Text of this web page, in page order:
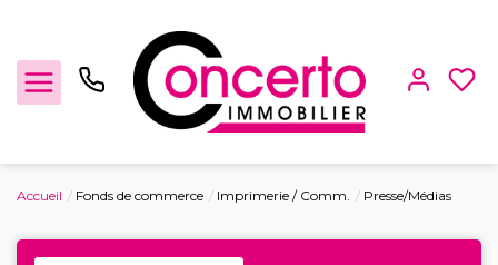
Accueil Fonds de commerce Imprimerie / Comm. Presse/Médias